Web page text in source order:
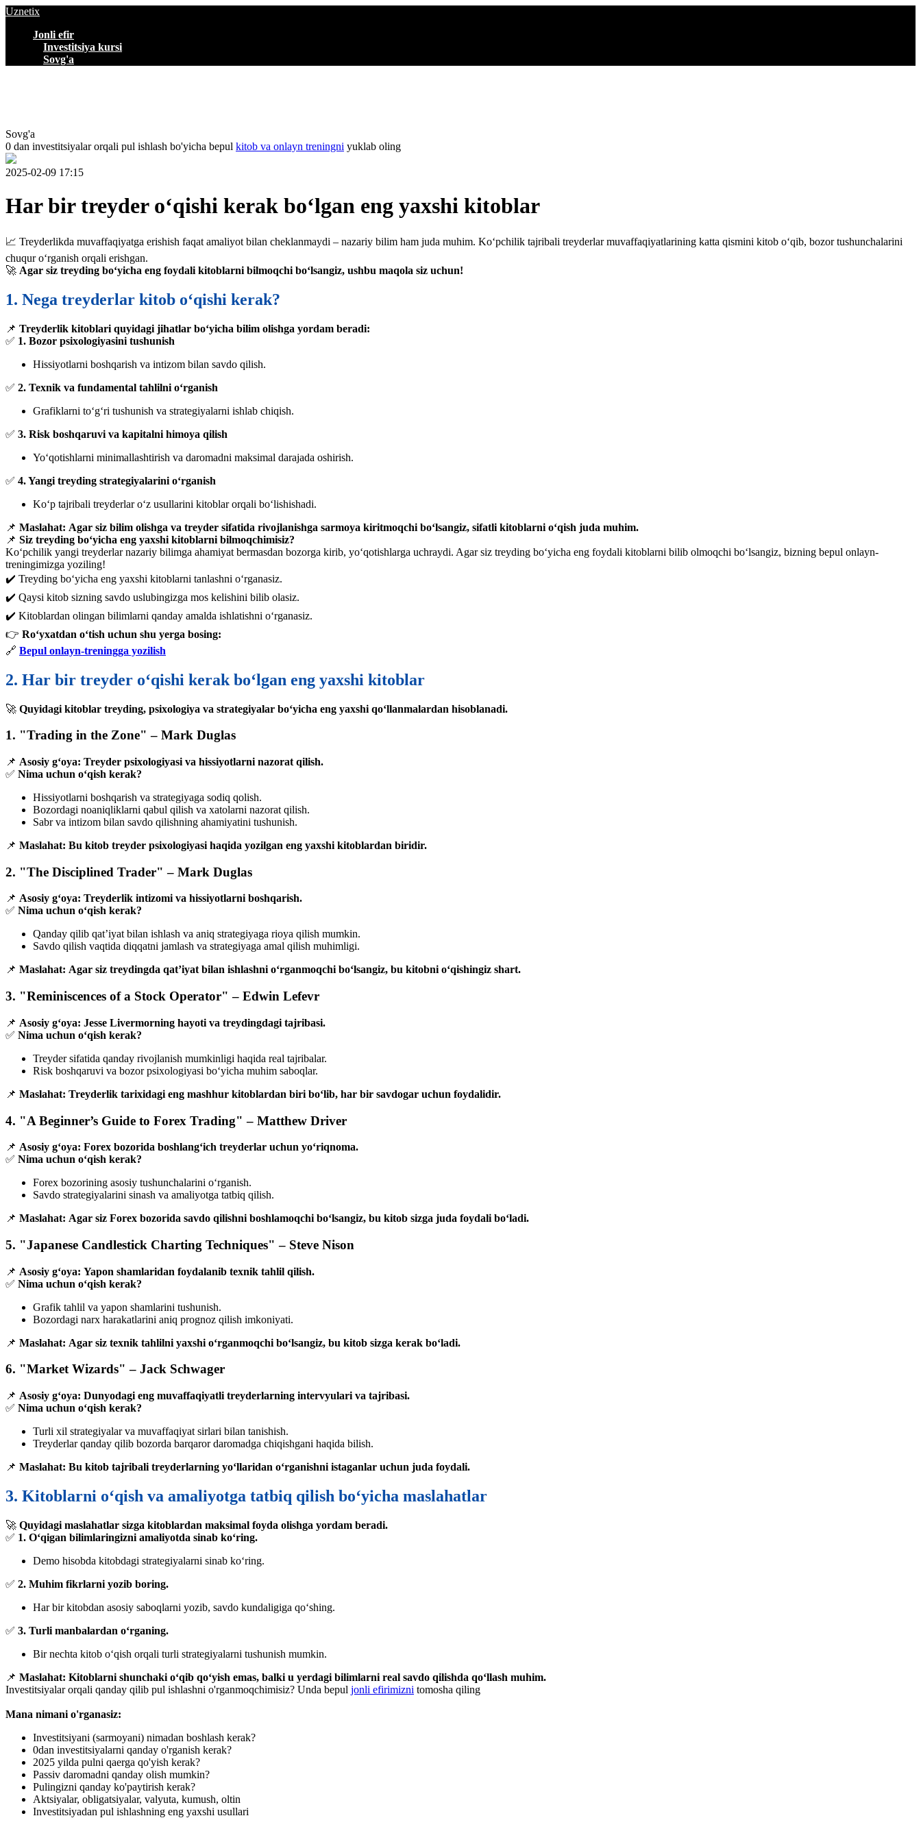
Uznetix
Jonli efir
Investitsiya kursi
Sovg'a
Sovg'a
0 dan investitsiyalar orqali pul ishlash bo'yicha bepul kitob va onlayn treningni yuklab oling
2025-02-09 17:15
Har bir treyder o‘qishi kerak bo‘lgan eng yaxshi kitoblar
📈 Treyderlikda muvaffaqiyatga erishish faqat amaliyot bilan cheklanmaydi – nazariy bilim ham juda muhim. Ko‘pchilik tajribali treyderlar muvaffaqiyatlarining katta qismini kitob o‘qib, bozor tushunchalarini
chuqur o‘rganish orqali erishgan.
🚀 Agar siz treyding bo‘yicha eng foydali kitoblarni bilmoqchi bo‘lsangiz, ushbu maqola siz uchun!
1. Nega treyderlar kitob o‘qishi kerak?
📌 Treyderlik kitoblari quyidagi jihatlar bo‘yicha bilim olishga yordam beradi:
✅ 1. Bozor psixologiyasini tushunish
Hissiyotlarni boshqarish va intizom bilan savdo qilish.
✅ 2. Texnik va fundamental tahlilni o‘rganish
Grafiklarni to‘g‘ri tushunish va strategiyalarni ishlab chiqish.
✅ 3. Risk boshqaruvi va kapitalni himoya qilish
Yo‘qotishlarni minimallashtirish va daromadni maksimal darajada oshirish.
✅ 4. Yangi treyding strategiyalarini o‘rganish
Ko‘p tajribali treyderlar o‘z usullarini kitoblar orqali bo‘lishishadi.
📌 Maslahat: Agar siz bilim olishga va treyder sifatida rivojlanishga sarmoya kiritmoqchi bo‘lsangiz, sifatli kitoblarni o‘qish juda muhim.
📌 Siz treyding bo‘yicha eng yaxshi kitoblarni bilmoqchimisiz?
Ko‘pchilik yangi treyderlar nazariy bilimga ahamiyat bermasdan bozorga kirib, yo‘qotishlarga uchraydi. Agar siz treyding bo‘yicha eng foydali kitoblarni bilib olmoqchi bo‘lsangiz, bizning bepul onlayn-
treningimizga yoziling!
✔️ Treyding bo‘yicha eng yaxshi kitoblarni tanlashni o‘rganasiz.
✔️ Qaysi kitob sizning savdo uslubingizga mos kelishini bilib olasiz.
✔️ Kitoblardan olingan bilimlarni qanday amalda ishlatishni o‘rganasiz.
👉 Ro‘yxatdan o‘tish uchun shu yerga bosing:
🔗 Bepul onlayn-treningga yozilish
2. Har bir treyder o‘qishi kerak bo‘lgan eng yaxshi kitoblar
🚀 Quyidagi kitoblar treyding, psixologiya va strategiyalar bo‘yicha eng yaxshi qo‘llanmalardan hisoblanadi.
1. "Trading in the Zone" – Mark Duglas
📌 Asosiy g‘oya: Treyder psixologiyasi va hissiyotlarni nazorat qilish.
✅ Nima uchun o‘qish kerak?
Hissiyotlarni boshqarish va strategiyaga sodiq qolish.
Bozordagi noaniqliklarni qabul qilish va xatolarni nazorat qilish.
Sabr va intizom bilan savdo qilishning ahamiyatini tushunish.
📌 Maslahat: Bu kitob treyder psixologiyasi haqida yozilgan eng yaxshi kitoblardan biridir.
2. "The Disciplined Trader" – Mark Duglas
📌 Asosiy g‘oya: Treyderlik intizomi va hissiyotlarni boshqarish.
✅ Nima uchun o‘qish kerak?
Qanday qilib qat’iyat bilan ishlash va aniq strategiyaga rioya qilish mumkin.
Savdo qilish vaqtida diqqatni jamlash va strategiyaga amal qilish muhimligi.
📌 Maslahat: Agar siz treydingda qat’iyat bilan ishlashni o‘rganmoqchi bo‘lsangiz, bu kitobni o‘qishingiz shart.
3. "Reminiscences of a Stock Operator" – Edwin Lefevr
📌 Asosiy g‘oya: Jesse Livermorning hayoti va treydingdagi tajribasi.
✅ Nima uchun o‘qish kerak?
Treyder sifatida qanday rivojlanish mumkinligi haqida real tajribalar.
Risk boshqaruvi va bozor psixologiyasi bo‘yicha muhim saboqlar.
📌 Maslahat: Treyderlik tarixidagi eng mashhur kitoblardan biri bo‘lib, har bir savdogar uchun foydalidir.
4. "A Beginner’s Guide to Forex Trading" – Matthew Driver
📌 Asosiy g‘oya: Forex bozorida boshlang‘ich treyderlar uchun yo‘riqnoma.
✅ Nima uchun o‘qish kerak?
Forex bozorining asosiy tushunchalarini o‘rganish.
Savdo strategiyalarini sinash va amaliyotga tatbiq qilish.
📌 Maslahat: Agar siz Forex bozorida savdo qilishni boshlamoqchi bo‘lsangiz, bu kitob sizga juda foydali bo‘ladi.
5. "Japanese Candlestick Charting Techniques" – Steve Nison
📌 Asosiy g‘oya: Yapon shamlaridan foydalanib texnik tahlil qilish.
✅ Nima uchun o‘qish kerak?
Grafik tahlil va yapon shamlarini tushunish.
Bozordagi narx harakatlarini aniq prognoz qilish imkoniyati.
📌 Maslahat: Agar siz texnik tahlilni yaxshi o‘rganmoqchi bo‘lsangiz, bu kitob sizga kerak bo‘ladi.
6. "Market Wizards" – Jack Schwager
📌 Asosiy g‘oya: Dunyodagi eng muvaffaqiyatli treyderlarning intervyulari va tajribasi.
✅ Nima uchun o‘qish kerak?
Turli xil strategiyalar va muvaffaqiyat sirlari bilan tanishish.
Treyderlar qanday qilib bozorda barqaror daromadga chiqishgani haqida bilish.
📌 Maslahat: Bu kitob tajribali treyderlarning yo‘llaridan o‘rganishni istaganlar uchun juda foydali.
3. Kitoblarni o‘qish va amaliyotga tatbiq qilish bo‘yicha maslahatlar
🚀 Quyidagi maslahatlar sizga kitoblardan maksimal foyda olishga yordam beradi.
✅ 1. O‘qigan bilimlaringizni amaliyotda sinab ko‘ring.
Demo hisobda kitobdagi strategiyalarni sinab ko‘ring.
✅ 2. Muhim fikrlarni yozib boring.
Har bir kitobdan asosiy saboqlarni yozib, savdo kundaligiga qo‘shing.
✅ 3. Turli manbalardan o‘rganing.
Bir nechta kitob o‘qish orqali turli strategiyalarni tushunish mumkin.
📌 Maslahat: Kitoblarni shunchaki o‘qib qo‘yish emas, balki u yerdagi bilimlarni real savdo qilishda qo‘llash muhim.
Investitsiyalar orqali qanday qilib pul ishlashni o'rganmoqchimisiz? Unda bepul jonli efirimizni tomosha qiling
Mana nimani o'rganasiz:
Investitsiyani (sarmoyani) nimadan boshlash kerak?
0dan investitsiyalarni qanday o'rganish kerak?
2025 yilda pulni qaerga qo'yish kerak?
Passiv daromadni qanday olish mumkin?
Pulingizni qanday ko'paytirish kerak?
Aktsiyalar, obligatsiyalar, valyuta, kumush, oltin
Investitsiyadan pul ishlashning eng yaxshi usullari